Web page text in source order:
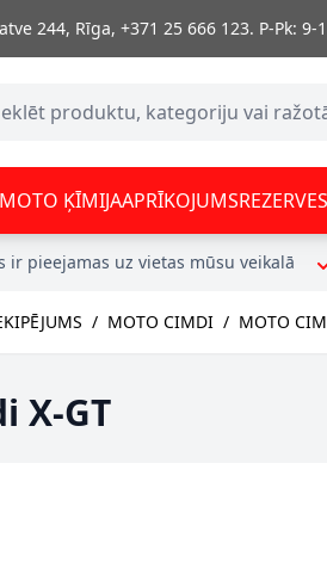
244, Rīga, +371 25 666 123. P-Pk: 9-
MOTO ĶĪMIJAAPRĪKOJUMS
ir pieejamas uz vietas mūsu veikalā
/ MOTO CIMDI / MOTO
X-GT